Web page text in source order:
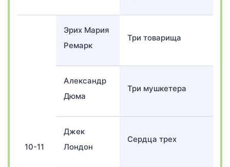
10-11
Эрих Мария
Ремарк
Три товарища
Александр
Дюма
Три мушкетера
Джек
Лондон
Сердца трех